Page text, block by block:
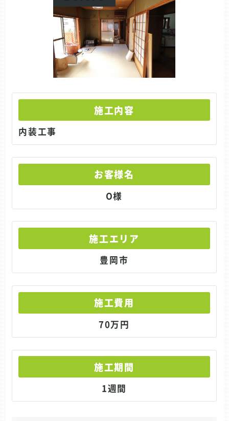
施工内容
内装工事
お客様名
O様
施工エリア
豊岡市
施工費用
70万円
施工期間
1週間